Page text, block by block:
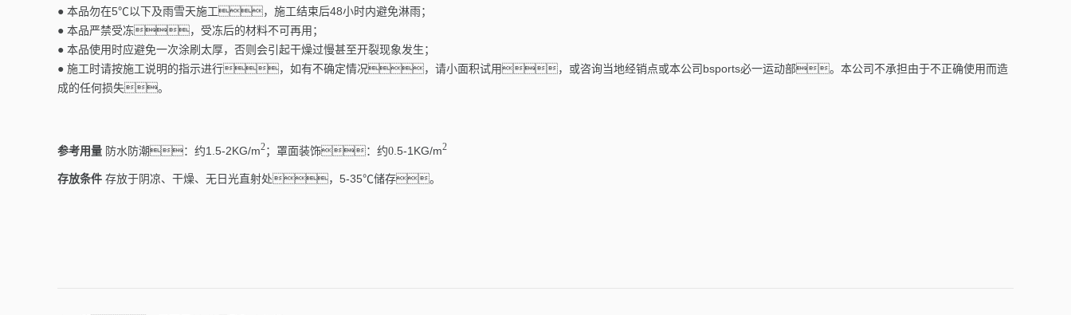
● 本品勿在5℃以下及雨雪天施工，施工结束后48小时内避免淋雨；
● 本品严禁受冻，受冻后的材料不可再用；
● 本品使用时应避免一次涂刷太厚，否则会引起干燥过慢甚至开裂现象发生；
● 施工时请按施工说明的指示进行，如有不确定情况，请小面积试用，或咨询当地经销点或本公司bsports必一运动部。本公司不承担由于不正确使用而造
成的任何损失。
参考用量 防水防潮：约1.5-2KG/m2；罩面装饰：约0 .5-1KG/m2
存放条件 存放于阴凉、干燥、无日光直射处，5-35℃储存。